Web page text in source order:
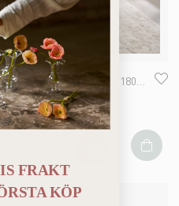
1 639 kr
FRAKT
KÖP